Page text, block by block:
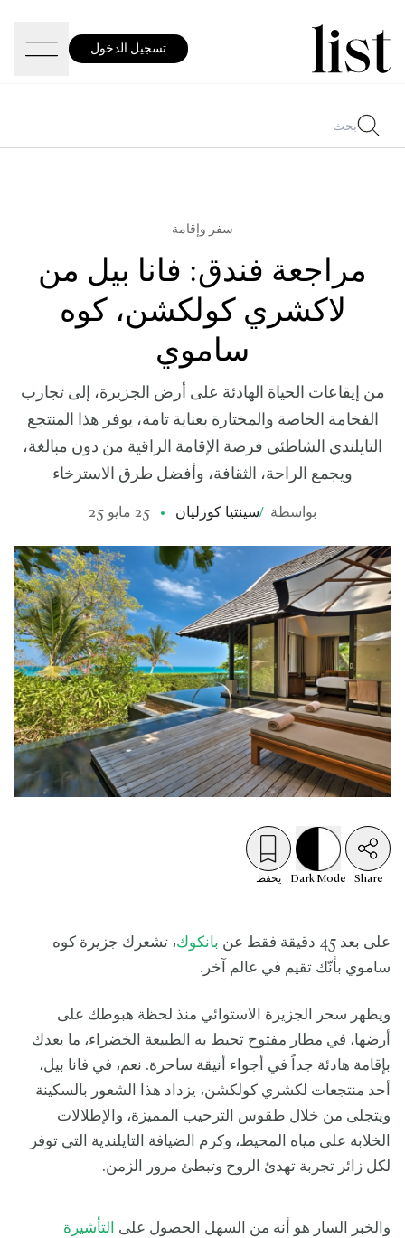
تسجيل الدخول
سفر وإقامة
مراجعة فندق: فانا بيل من
لاكشري كولكشن، كوه
ساموي
من إيقاعات الحياة الهادئة على أرض الجزيرة، إلى تجارب
الفخامة الخاصة والمختارة بعناية تامة، يوفر هذا المنتجع
التايلندي الشاطئي فرصة الإقامة الراقية من دون مبالغة،
ويجمع الراحة، الثقافة، وأفضل طرق الاسترخاء
بواسطة /سينتيا كوزليان 25 مايو 25
Share
Dark Mode يحفظ
على بعد 45 دقيقة فقط عن بانكوك، تشعرك جزيرة كوه
ساموي بأنّك تقيم في عالم آخر.
ويظهر سحر الجزيرة الاستوائي منذ لحظة هبوطك على
أرضها، في مطار مفتوح تحيط به الطبيعة الخضراء، ما يعدك
بإقامة هادئة جداً في أجواء أنيقة ساحرة. نعم، في فانا بيل،
أحد منتجعات لكشري كولكشن، يزداد هذا الشعور بالسكينة
ويتجلى من خلال طقوس الترحيب المميزة، والإطلالات
الخلابة على مياه المحيط، وكرم الضيافة التايلندية التي توفر
لكل زائر تجربة تهدئ الروح وتبطئ مرور الزمن.
والخبر السار هو أنه من السهل الحصول على
التأشيرة